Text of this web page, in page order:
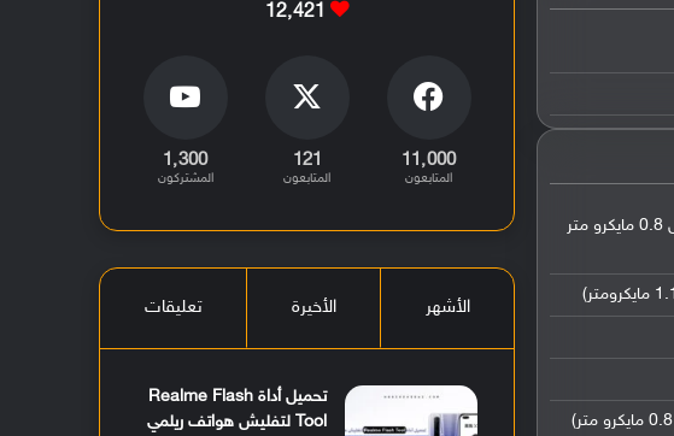
عدسة واسعة بدقة 64 ميجابكسل ( فتحة عدسة f/1.7, حجم مستشعر 1/1.73" ( 26 ملم ), حجم بكسل 0.8 مايكرو متر
12٬421
11٬000
المتابعون
121
المتابعون
1٬300
المشتركون
الأشهر الأخيرة تعليقات
تحميل أداة Realme Flash
Tool لتفليش هواتف ريلمي